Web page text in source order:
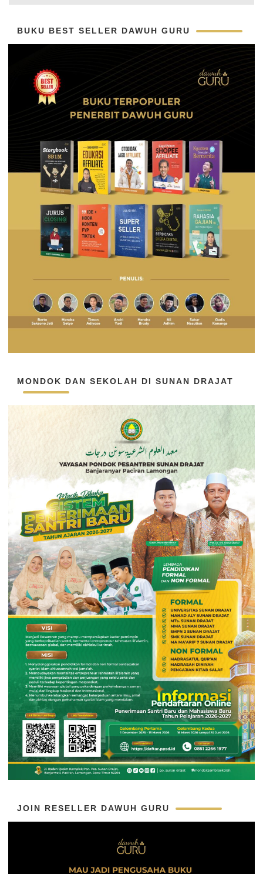
BUKU BEST SELLER DAWUH GURU
MONDOK DAN SEKOLAH DI SUNAN DRAJAT
JOIN RESELLER DAWUH GURU